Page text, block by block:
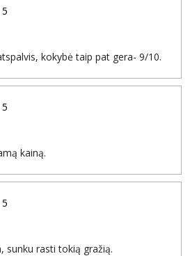
5
kokybė taip pat gera- 9/10.
5
kainą.
5
sunku rasti tokią gražią.